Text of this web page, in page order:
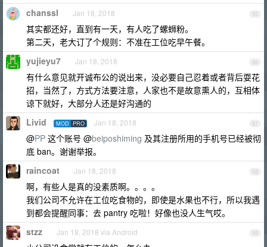
55
chanssl Jan 18, 2018
其实都还好，直到有一天，有人吃了螺蛳粉。
第二天，老大订了个规则：不准在工位吃早午餐。
56
yujieyu7 Jan 18, 2018
有什么意见就开诚布公的说出来，没必要自己忍着或者背后耍花
招，当然了，方式方法要注意，人家也不是故意熏人的，互相体
谅下就好，大部分人还是好沟通的
57
Livid MOD PRO Jan 18, 2018
@PP 这个账号 @beiposhiming 及其注册所用的手机号已经被彻
底 ban。谢谢举报。
58
raincoat Jan 18, 2018
啊，有些人是真的没素质啊。。。。
我们公司不允许在工位吃食物的，即使是水果也不行，所以我遇
到都会提醒同事：去 pantry 吃啦！好像也没人生气哎。
59
stzz Jan 18, 2018 via Android